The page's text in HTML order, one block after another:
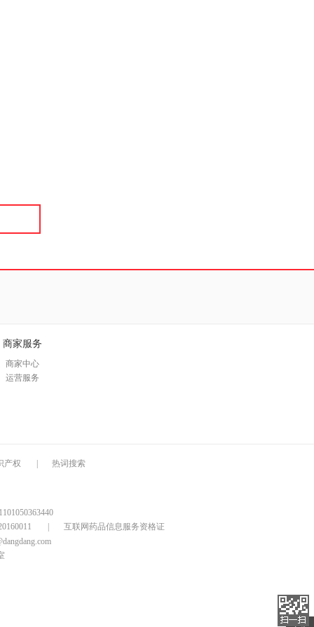
商家服务
商家中心
运营服务
产权 热词搜索
互联网药品信息服务资格证